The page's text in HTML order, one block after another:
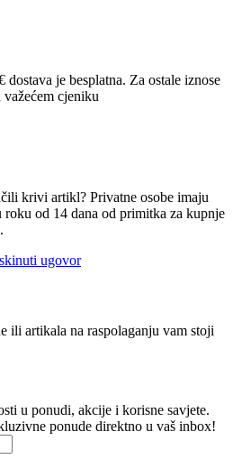
dostava je besplatna. Za ostale iznose
važećem cjeniku
krivi artikl? Privatne osobe imaju
roku od 14 dana od primitka za kupnje
ugovor
ili artikala na raspolaganju vam stoji
u ponudi, akcije i korisne savjete.
ponude direktno u vaš inbox!